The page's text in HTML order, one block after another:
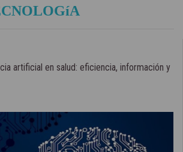
artificial en salud: eficiencia, información y